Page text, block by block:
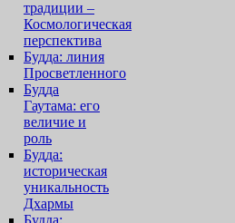
традиции –
Космологическая
перспектива
Будда: линия
Просветленного
Будда
Гаутама: его
величие и
роль
Будда:
историческая
уникальность
Дхармы
Будда: